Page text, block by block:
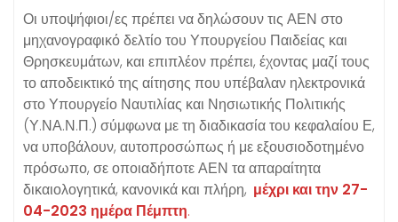
Οι υποψήφιοι/ες πρέπει να δηλώσουν τις ΑΕΝ στο
μηχανογραφικό δελτίο του Υπουργείου Παιδείας και
Θρησκευμάτων, και επιπλέον πρέπει, έχοντας μαζί τους
το αποδεικτικό της αίτησης που υπέβαλαν ηλεκτρονικά
στο Υπουργείο Ναυτιλίας και Νησιωτικής Πολιτικής
(Υ.ΝΑ.Ν.Π.) σύμφωνα με τη διαδικασία του κεφαλαίου Ε,
να υποβάλουν, αυτοπροσώπως ή με εξουσιοδοτημένο
πρόσωπο, σε οποιαδήποτε ΑΕΝ τα απαραίτητα
δικαιολογητικά, κανονικά και πλήρη, μέχρι και την 27-
04-2023 ημέρα Πέμπτη.